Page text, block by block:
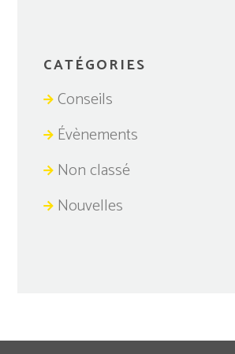
CATÉGORIES
Conseils
Évènements
Non classé
Nouvelles